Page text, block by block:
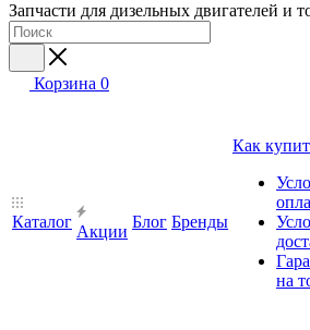
Запчасти для дизельных двигателей и
Корзина 0
Каталог
Акции
Блог Бренды
Как
на